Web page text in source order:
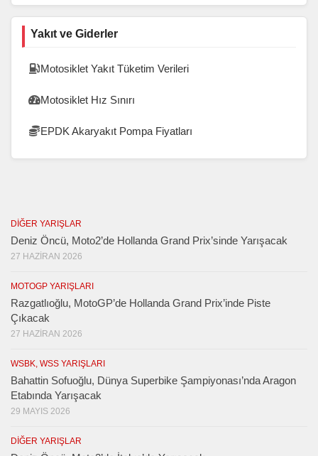
Yakıt ve Giderler
Motosiklet Yakıt Tüketim Verileri
Motosiklet Hız Sınırı
EPDK Akaryakıt Pompa Fiyatları
DIĞER YARIŞLAR
Deniz Öncü, Moto2’de Hollanda Grand Prix’sinde Yarışacak
27 HAZIRAN 2026
MOTOGP YARIŞLARI
Razgatlıoğlu, MotoGP’de Hollanda Grand Prix’inde Piste
Çıkacak
27 HAZIRAN 2026
WSBK, WSS YARIŞLARI
Bahattin Sofuoğlu, Dünya Superbike Şampiyonası’nda Aragon
Etabında Yarışacak
29 MAYIS 2026
DIĞER YARIŞLAR